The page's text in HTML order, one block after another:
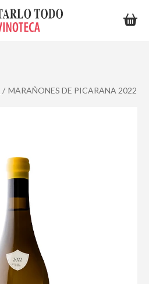
MARAÑONES DE PICARANA 2022